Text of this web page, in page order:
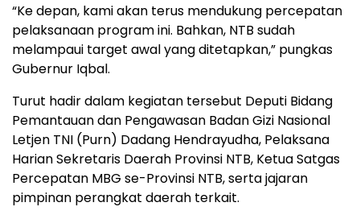
“Ke depan, kami akan terus mendukung percepatan
pelaksanaan program ini. Bahkan, NTB sudah
melampaui target awal yang ditetapkan,” pungkas
Gubernur Iqbal.
Turut hadir dalam kegiatan tersebut Deputi Bidang
Pemantauan dan Pengawasan Badan Gizi Nasional
Letjen TNI (Purn) Dadang Hendrayudha, Pelaksana
Harian Sekretaris Daerah Provinsi NTB, Ketua Satgas
Percepatan MBG se-Provinsi NTB, serta jajaran
pimpinan perangkat daerah terkait.